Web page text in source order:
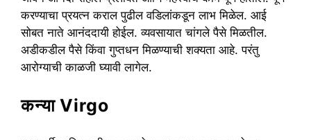
करण्याचा प्रयत्न कराल पुढील वडिलांकडून लाभ मिळेल. आई
सोबत नाते आनंददायी होईल. व्यवसायात चांगले पैसे मिळतील.
अडीकडील पैसे किंवा गुप्तधन मिळण्याची शक्यता आहे. परंतु
आरोग्याची काळजी घ्यावी लागेल.
कन्या Virgo